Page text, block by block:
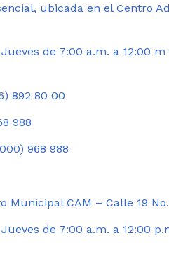
ubicada en el Centro
de 7:00 a.m. a 12:00
892 80 00
988
968 988
Municipal CAM – Calle 19
de 7:00 a.m. a 12:00